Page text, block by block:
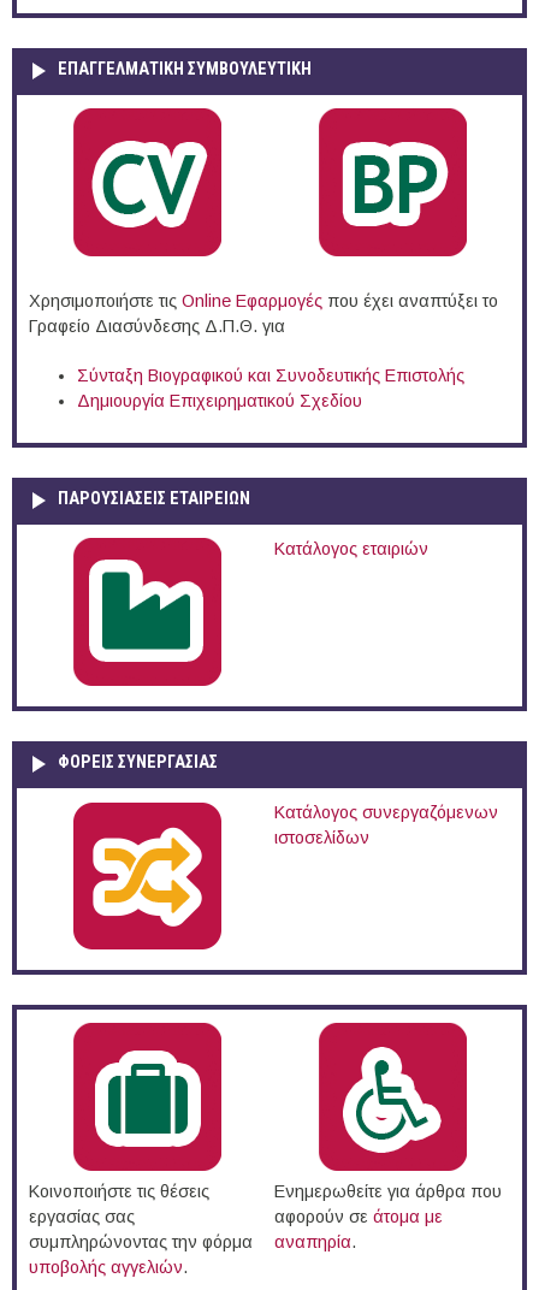
ΕΠΑΓΓΕΛΜΑΤΙΚΉ ΣΥΜΒΟΥΛΕΥΤΙΚΉ
Χρησιμοποιήστε τις Online Eφαρμογές που έχει αναπτύξει το
Γραφείο Διασύνδεσης Δ.Π.Θ. για
Σύνταξη Βιογραφικού και Συνοδευτικής Επιστολής
Δημιουργία Επιχειρηματικού Σχεδίου
ΠΑΡΟΥΣΙΆΣΕΙΣ ΕΤΑΙΡΕΙΏΝ
Κατάλογος εταιριών
ΦΟΡΕΙΣ ΣΥΝΕΡΓΑΣΙΑΣ
Κατάλογος συνεργαζόμενων
ιστοσελίδων
Κοινοποιήστε τις θέσεις
εργασίας σας
συμπληρώνοντας την φόρμα
υποβολής αγγελιών.
Ενημερωθείτε για άρθρα που
αφορούν σε άτομα με
αναπηρία.